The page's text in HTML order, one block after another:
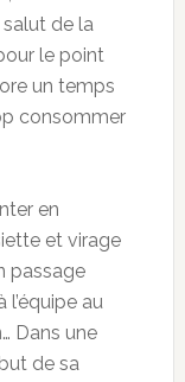
salut de la
le point
un temps
consommer
en
et virage
passage
au
Dans une
de sa